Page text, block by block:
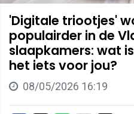
'Digitale triootjes'
populairder in de
slaapkamers: wat
het iets voor jou?
08/05/2026 16:19